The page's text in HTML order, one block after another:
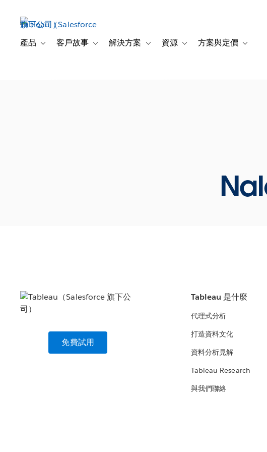
產品 Toggle sub-navigation for 產品
客戶故事 Toggle sub-navigation for 客戶故事
解決方案 Toggle sub-navigation for 解決方案
資源 Toggle sub-navigation for 資
方案與定價 Toggle
免費試用
Tableau 是什麼
代理式分析
打造資料文化
資料分析見解
Tableau Research
與我們聯絡